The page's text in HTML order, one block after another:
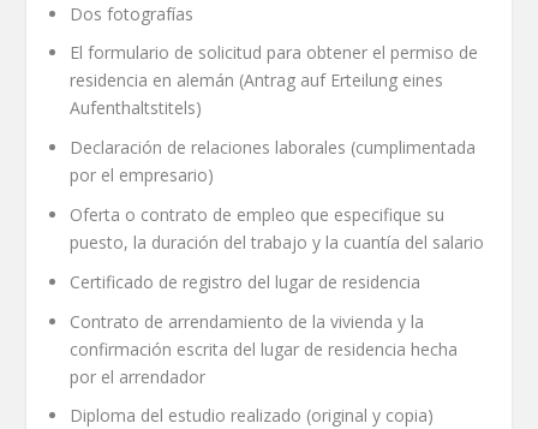
Dos fotografías
El formulario de solicitud para obtener el permiso de
residencia en alemán (Antrag auf Erteilung eines
Aufenthaltstitels)
Declaración de relaciones laborales (cumplimentada
por el empresario)
Oferta o contrato de empleo que especifique su
puesto, la duración del trabajo y la cuantía del salario
Certificado de registro del lugar de residencia
Contrato de arrendamiento de la vivienda y la
confirmación escrita del lugar de residencia hecha
por el arrendador
Diploma del estudio realizado (original y copia)